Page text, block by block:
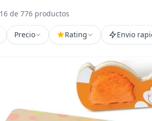
de 776 productos
Precio Rating Envio